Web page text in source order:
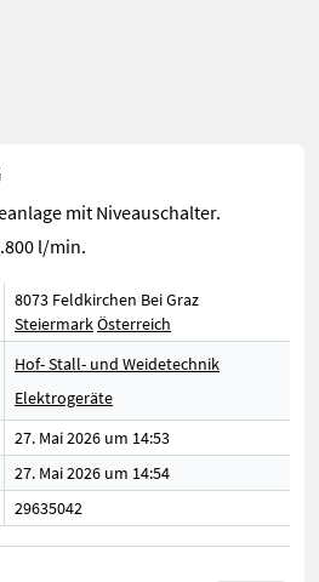
mit Niveauschalter.
l/min.
8073 Feldkirchen Bei Graz
SteiermarkÖsterreich
Hof- Stall- und Weidetechnik
Elektrogeräte
27. Mai 2026 um 14:53
27. Mai 2026 um 14:54
29635042